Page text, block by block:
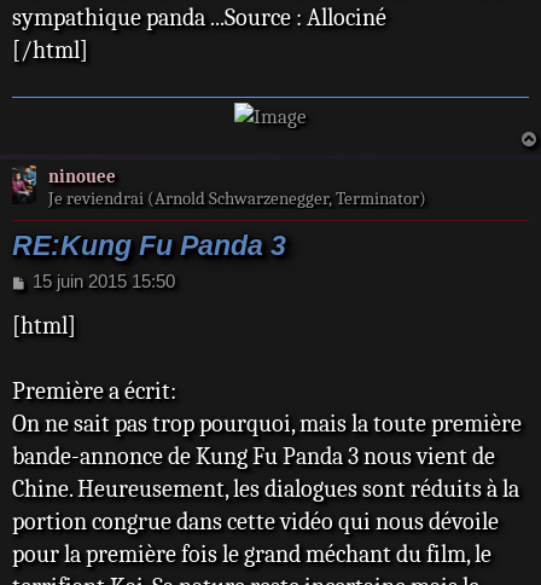
sympathique panda ...Source : Allociné
[/html]
ninouee
Je reviendrai (Arnold Schwarzenegger, Terminator)
RE:Kung Fu Panda 3
M
s
g
15 juin 2015 15:50
[html]
Première a écrit:
On ne sait pas trop pourquoi, mais la toute première
bande-annonce de Kung Fu Panda 3 nous vient de
Chine. Heureusement, les dialogues sont réduits à la
portion congrue dans cette vidéo qui nous dévoile
pour la première fois le grand méchant du film, le